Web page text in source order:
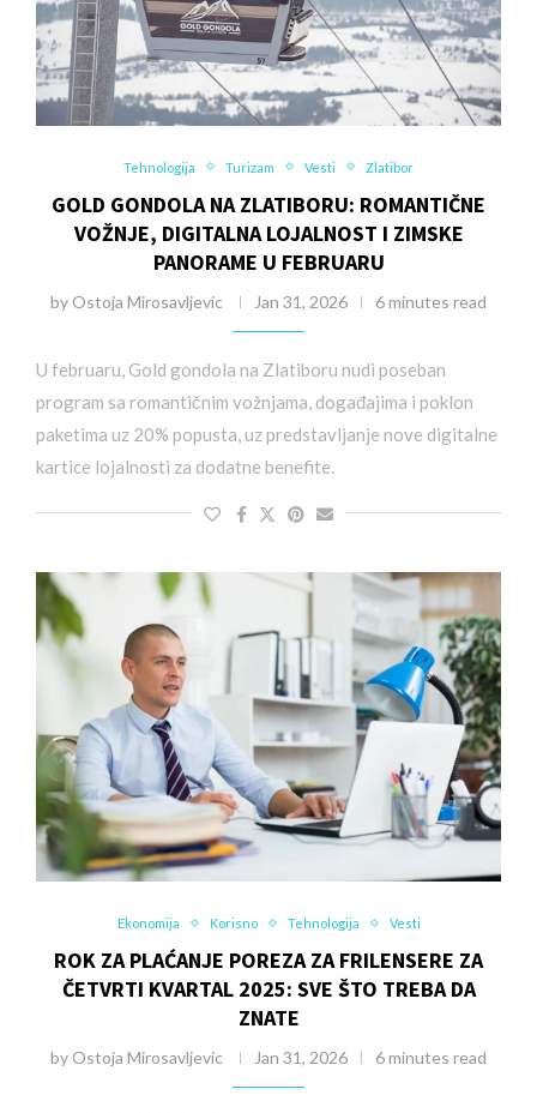
Tehnologija Turizam Vesti Zlatibor
GOLD GONDOLA NA ZLATIBORU: ROMANTIČNE
VOŽNJE, DIGITALNA LOJALNOST I ZIMSKE
PANORAME U FEBRUARU
by Ostoja Mirosavljevic Jan 31, 2026 6 minutes read
U februaru, Gold gondola na Zlatiboru nudi poseban
program sa romantičnim vožnjama, događajima i poklon
paketima uz 20% popusta, uz predstavljanje nove digitalne
kartice lojalnosti za dodatne benefite.
Ekonomija Korisno Tehnologija Vesti
ROK ZA PLAĆANJE POREZA ZA FRILENSERE ZA
ČETVRTI KVARTAL 2025: SVE ŠTO TREBA DA
ZNATE
by Ostoja Mirosavljevic Jan 31, 2026 6 minutes read